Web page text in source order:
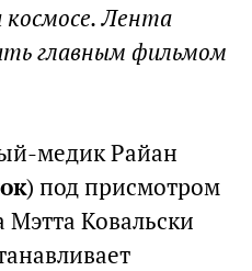
космосе. Лента
главным фильмом
медик Райан
) под присмотром
Мэтта Ковальски